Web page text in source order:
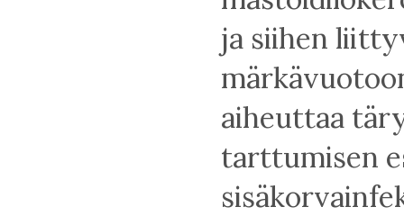
ja siihen
aiheuttaa
tarttumisen